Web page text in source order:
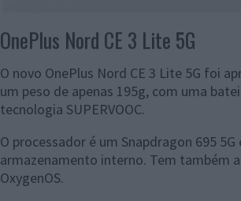
OnePlus Nord CE 3 Lite 5G
O novo OnePlus Nord CE 3 Lite 5G foi
um peso de apenas 195g, com uma
tecnologia SUPERVOOC.
O processador é um Snapdragon 695
armazenamento interno. Tem também
OxygenOS.